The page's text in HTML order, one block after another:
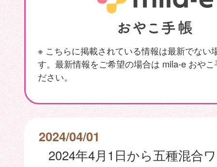
※ こちらに掲載されている情報は最新でない
す。最新情報をご希望の場合は mila-e おや
ださい。
2024/04/01